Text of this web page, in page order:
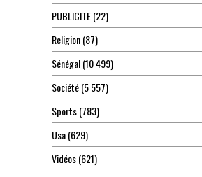
PUBLICITE(22)
Religion(87)
Sénégal(10 499)
Société(5 557)
Sports(783)
Usa(629)
Vidéos(621)